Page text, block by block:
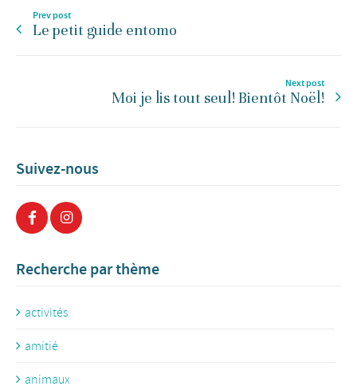
Prev post
Le petit guide entomo
Next post
Moi je lis tout seul! Bientôt Noël!
Suivez-nous
Recherche par thème
activités
amitié
animaux